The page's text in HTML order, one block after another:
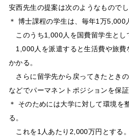
安西先生の提案は次のようなものでし
＊ 博士課程の学生は、毎年1万5,000
このうち1,000人を国費留学生とし
1,000人を派遣すると生活費や旅費
かかる。
さらに留学先から戻ってきたとき
などでパーマネントポジションを保証
＊ そのためには大学に対して環境を
る。
これを1人あたり2,000万円とする